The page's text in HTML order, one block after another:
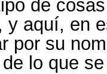
de
y aquí, en
por su
lo que